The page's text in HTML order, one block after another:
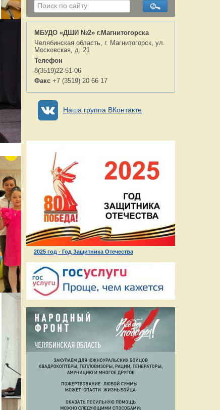
МБУДО «ДШИ №2» г.Магнитогорска
Челябинская область, г. Магнитогорск, ул.
Московская, д. 21
Телефон
8(3519)22-51-06
Факс +7 (3519) 20 66 17
Наша группа ВКонтакте
2025 год - Год Защитника Отечества